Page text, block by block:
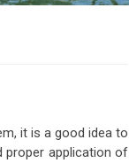
it is a good idea to
proper application of